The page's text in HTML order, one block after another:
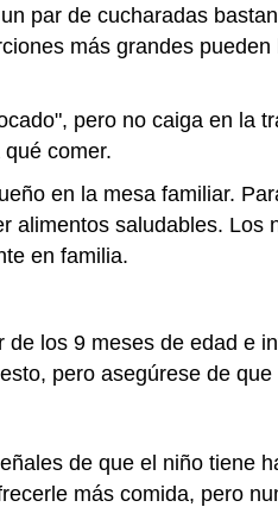
par de cucharadas
más grandes
pero no caiga en la
comer.
en la mesa familiar.
alimentos saludables. Los
en familia.
de los 9 meses de edad e
pero asegúrese de
de que el niño tiene
más comida, pero